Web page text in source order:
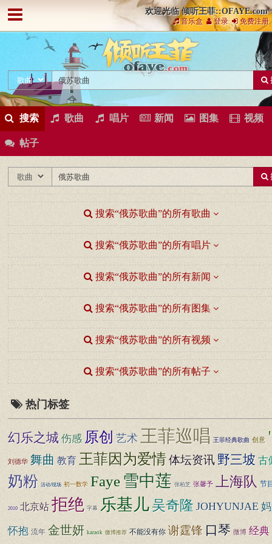
欢迎光临 倾听王菲::OFAYE.com
音乐盒 登录 免费注册
搜索 歌曲 唱片 新闻 图集 视频
帖子
搜索“俄苏歌曲”的所有歌曲
搜索“俄苏歌曲”的所有唱片
搜索“俄苏歌曲”的所有新闻
搜索“俄苏歌曲”的所有图集
搜索“俄苏歌曲”的所有视频
搜索“俄苏歌曲”的所有帖子
热门标签
幻乐之城 伤感 原创 艺术 王菲巡唱 王菲经典歌曲 创意
刘德华 舞曲 教育 王菲因为爱情体坛资讯 野三坡 古
奶粉 活动/现场 初一数学 Faye 雪中莲 张柏芝 张馨予 上海队 节
2010 北京站 拒绝 字幕 乐基儿 吴奇隆 JOHYUNJAE
怀抱 流年 金世妍 karaok 微博推荐 不能没有你 谢霆锋 口琴 微博 经典